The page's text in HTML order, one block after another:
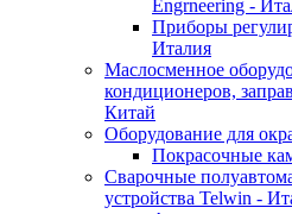
Engrneering -
Приборы
Италия
Маслосменное
кондиционеров,
Китай
Оборудование для
Покрасочные
Сварочные
устройства Telwin -